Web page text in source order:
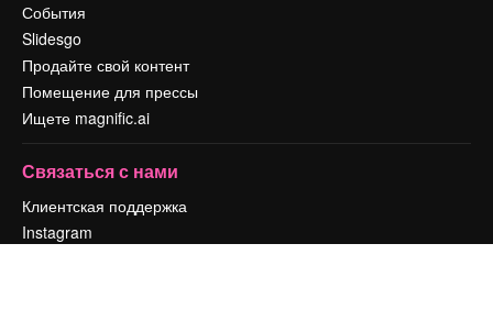
События
Slidesgo
Продайте свой контент
Помещение для прессы
Ищете magnific.ai
Связаться с нами
Клиентская поддержка
Instagram